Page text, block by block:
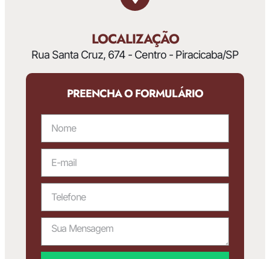
LOCALIZAÇÃO
Rua Santa Cruz, 674 - Centro - Piracicaba/SP
PREENCHA O FORMULÁRIO